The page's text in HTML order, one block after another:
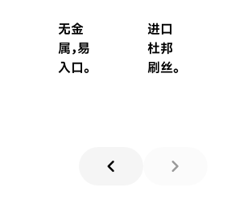
无金
属，易
入口。
进口
杜邦
刷丝。
chevron_left chevron_right